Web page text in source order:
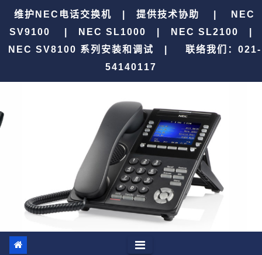
维护NEC电话交换机 | 提供技术协助 | NEC
SV9100 | NEC SL1000 | NEC SL2100 |
NEC SV8100 系列安装和调试 |
联络我们：021-
54140117